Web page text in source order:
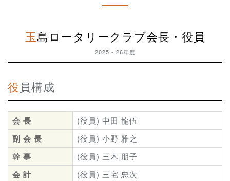
玉島ロータリークラブ会長・役員
2025 - 26年度
役員構成
会 長 (役員) 中田 龍伍
副 会 長 (役員) 小野 雅之
幹 事 (役員) 三木 朋子
会 計 (役員) 三宅 忠次